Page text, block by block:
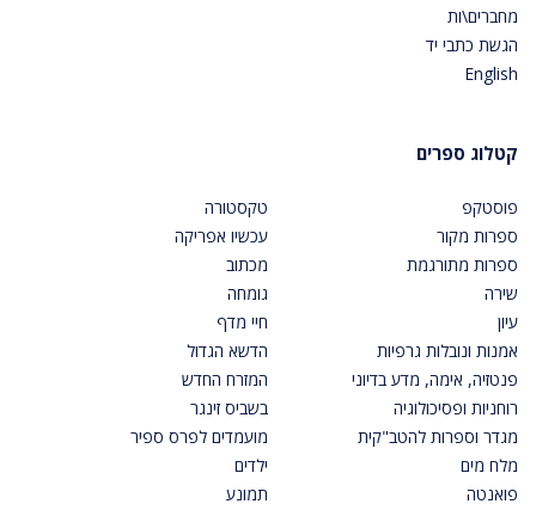
מחברים\ות
הגשת כתבי יד
English
קטלוג ספרים
פוסטקפ
ספרות מקור
ספרות מתורגמת
שירה
עיון
אמנות ונובלות גרפיות
פנטזיה, אימה, מדע בדיוני
רוחניות ופסיכולוגיה
מגדר וספרות להטב"קית
מלח מים
פואנטה
טקסטורה
עכשיו אפריקה
מכתוב
גומחה
חיי מדף
הדשא הגדול
המזרח החדש
בשביס זינגר
מועמדים לפרס ספיר
ילדים
תמונע